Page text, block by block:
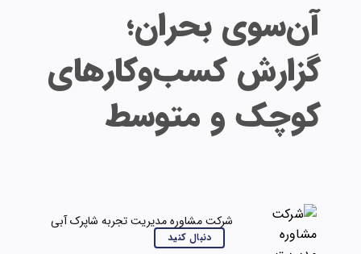
آن‌سوی بحران؛
گزارش کسب‌‌وکارهای
کوچک و متوسط
شرکت مشاوره مدیریت تجربه شاپرک آبی
دنبال کنید